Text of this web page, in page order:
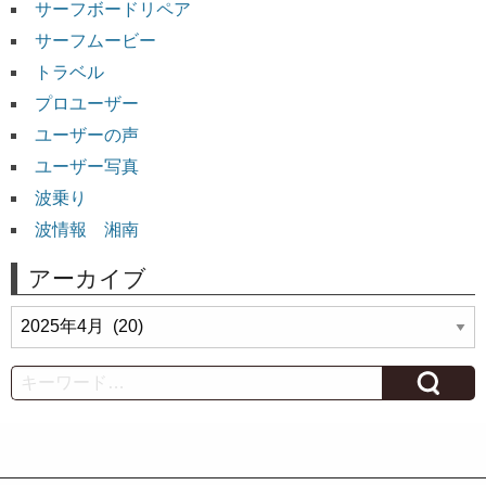
サーフボードリペア
サーフムービー
トラベル
プロユーザー
ユーザーの声
ユーザー写真
波乗り
波情報 湘南
アーカイブ
ア
ー
カ
イ
Search